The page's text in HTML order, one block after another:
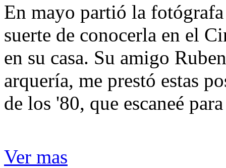
En mayo partió la
suerte de conocerla en el
en su casa. Su amigo
arquería, me prestó estas
de los '80, que escaneé
Ver mas